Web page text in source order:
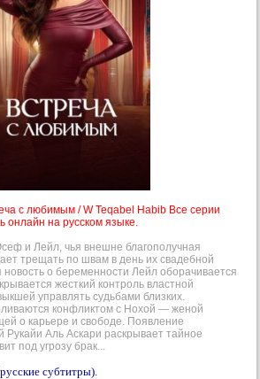
с любимым / W Teqabel Habib Все серии
онлайн на русском языке.
и Лейл, чья внешне благополучная
трещать по швам в день их свадебной
о беременности Лейл оборачивается
жесткий контроль властной
управлять судьбами близких.
конфликтом с Нохой — женой
о карьере и свободе. Появление
Рукайи Аль Аскари раскрывает тайное
под угрозу брак...
субтитры).